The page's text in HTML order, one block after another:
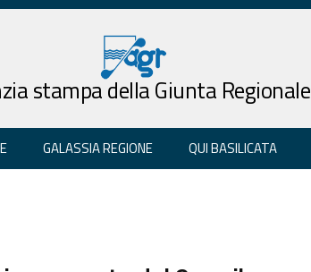
stampa della Giunta Regionale
GALASSIA REGIONE QUI BASILICATA